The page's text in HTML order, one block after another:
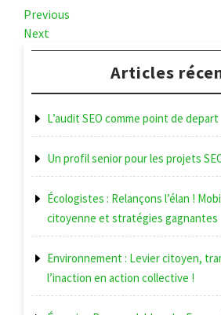
Navigation
de
l’article
Previous
Post
Previous
Next
Post
Next
Articles
L’audit SEO comme point de depart
Un profil senior pour les projets
Écologistes : Relançons l’élan !
citoyenne et stratégies gagnantes
Environnement : Levier citoyen,
l’inaction en action collective !